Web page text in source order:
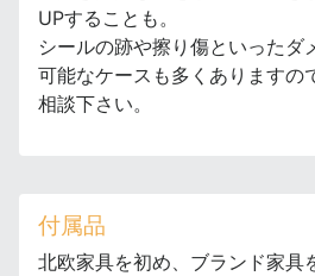
UPすることも。
シールの跡や擦り傷といったダ
可能なケースも多くありますの
相談下さい。
付属品
北欧家具を初め、ブランド家具